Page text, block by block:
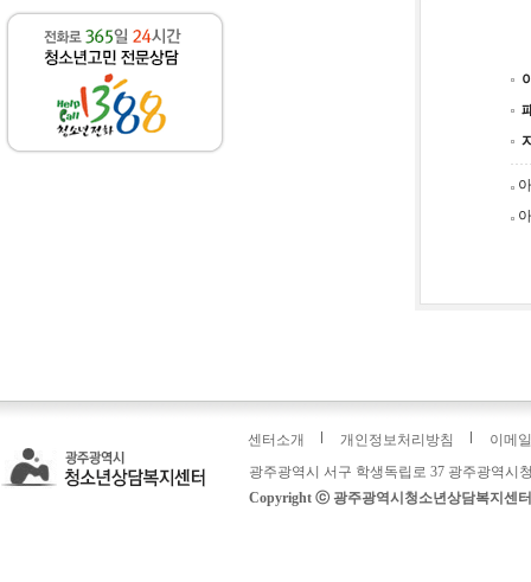
센터소개 개인정보처리방침
이메
광주광역시 서구 학생독립로 37 광주광역시
Copyright ⓒ 광주광역시청소년상담복지센